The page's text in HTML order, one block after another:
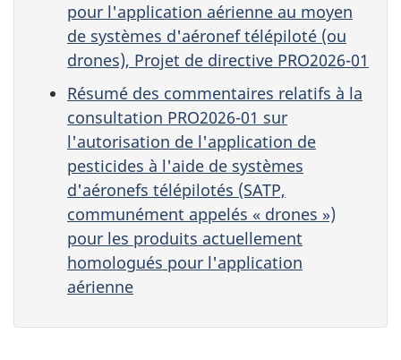
pour l'application aérienne au moyen
de systèmes d'aéronef télépiloté (ou
drones), Projet de directive PRO2026-01
Résumé des commentaires relatifs à la
consultation PRO2026-01 sur
l'autorisation de l'application de
pesticides à l'aide de systèmes
d'aéronefs télépilotés (SATP,
communément appelés « drones »)
pour les produits actuellement
homologués pour l'application
aérienne